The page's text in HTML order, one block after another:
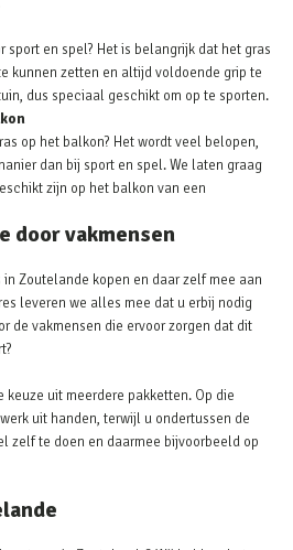
sport en spel? Het is belangrijk dat het gras
kunnen zetten en altijd voldoende grip te
dus speciaal geschikt om op te sporten.
op het balkon? Het wordt veel belopen,
dan bij sport en spel. We laten graag
zijn op het balkon van een
door vakmensen
Zoutelande kopen en daar zelf mee aan
leveren we alles mee dat u erbij nodig
de vakmensen die ervoor zorgen dat dit
keuze uit meerdere pakketten. Op die
uit handen, terwijl u ondertussen de
zelf te doen en daarmee bijvoorbeeld op